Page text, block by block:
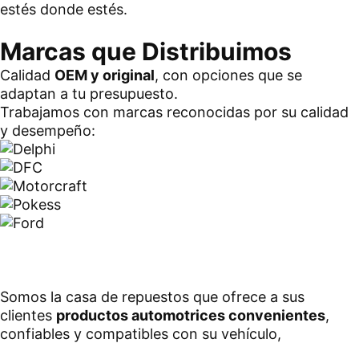
estés donde estés.
Marcas que Distribuimos
Calidad OEM y original, con opciones que se
adaptan a tu presupuesto.
Trabajamos con marcas reconocidas por su calidad
y desempeño:
Somos la casa de repuestos que ofrece a sus
clientes productos automotrices convenientes,
confiables y compatibles con su vehículo,